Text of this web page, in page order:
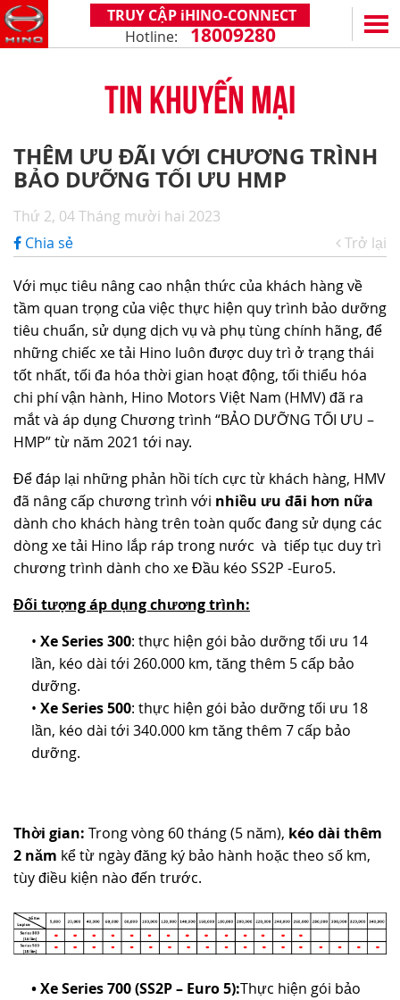
TRUY CẬP iHINO-CONNECT
Hotline: 18009280
SERIES 300
(Tải trọng: 1,8 - 4,4 tấn)
XZU650 - 4,99 TẤN (CABIN TIÊU CHUẨN)
XZU710 - 5,5 TẤN (CABIN RỘNG)
XZU720 - 7,5 TẤN (CABIN RỘNG)
XZU730 - 8,5 TẤN (CABIN RỘNG)
SERIES 500
SERIES 700
(KL kéo theo: 39 tấn)
SS2P 6X4 - 413 PS
DỊCH VỤ VÀ PHỤ TÙNG
CHÍNH SÁCH BẢO HÀNH
PHỤ TÙNG CHÍNH HÃNG
HỖ TRỢ TỔNG THỂ
DỊCH VỤ TÀI CHÍNH HINO
ĐẠI LÝ
HỆ THỐNG ĐẠI LÝ
TIN TỨC
TIN TỨC CHUNG
CÂU HỎI THƯỜNG GẶP
CHIA SẺ TỪ KHÁCH HÀNG
THỦ THUẬT LÁI XE
VỀ CHÚNG TÔI
HINO MOTORS VIỆT NAM
CHẶNG ĐƯỜNG
CÔNG NGHỆ
TUYỂN DỤNG
HOẠT ĐỘNG CỘNG ĐỒNG
LIÊN HỆ
TIN KHUYẾN MẠI
THÊM ƯU ĐÃI VỚI CHƯƠNG TRÌNH
BẢO DƯỠNG TỐI ƯU HMP
Thứ 2, 04 Tháng mười hai 2023
Chia sẻ
Trở lại
Với mục tiêu nâng cao nhận thức của khách hàng về
tầm quan trọng của việc thực hiện quy trình bảo dưỡng
tiêu chuẩn, sử dụng dịch vụ và phụ tùng chính hãng, để
những chiếc xe tải Hino luôn được duy trì ở trạng thái
tốt nhất, tối đa hóa thời gian hoạt động, tối thiểu hóa
chi phí vận hành, Hino Motors Việt Nam (HMV) đã ra
mắt và áp dụng Chương trình “BẢO DƯỠNG TỐI ƯU –
HMP” từ năm 2021 tới nay.
Để đáp lại những phản hồi tích cực từ khách hàng, HMV
đã nâng cấp chương trình với nhiều ưu đãi hơn nữa
dành cho khách hàng trên toàn quốc đang sử dụng các
dòng xe tải Hino lắp ráp trong nước và tiếp tục duy trì
chương trình dành cho xe Đầu kéo SS2P -Euro5.
Đối tượng áp dụng chương trình:
• Xe Series 300: thực hiện gói bảo dưỡng tối ưu 14
lần, kéo dài tới 260.000 km, tăng thêm 5 cấp bảo
dưỡng.
• Xe Series 500: thực hiện gói bảo dưỡng tối ưu 18
lần, kéo dài tới 340.000 km tăng thêm 7 cấp bảo
dưỡng.
Thời gian: Trong vòng 60 tháng (5 năm), kéo dài thêm
2 năm kể từ ngày đăng ký bảo hành hoặc theo số km,
tùy điều kiện nào đến trước.
• Xe Series 700 (SS2P – Euro 5):Thực hiện gói bảo